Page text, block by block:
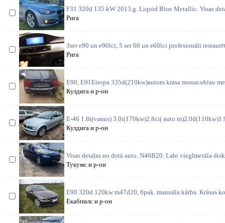
F31 320d 135 kW 2013.g. Liquid Blue Metallic. Visas
Рига
3ser e90 un e90lci, 5 ser 60 un e60lci profesionāli
Рига
E90, E91Eiropa 335d(210kw)autom krasa monacoblau
Кулдига и р-он
E-46 1.8i(vanus) 3.0i(170kw)2.8ci( auto
Кулдига и р-он
Visas detaļas no dotā auto. N46B20. Labi vieglmetāla
Тукумс и р-он
E90 320d 120kw m47d20, 6pak. manuāla kārba. Krāsas
Екабпилс и р-он